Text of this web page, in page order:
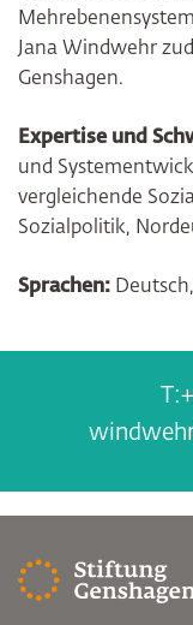
Jana Windwehr
Genshagen.
Expertise und
und
vergleichende
Sozialpolitik,
Sprachen: